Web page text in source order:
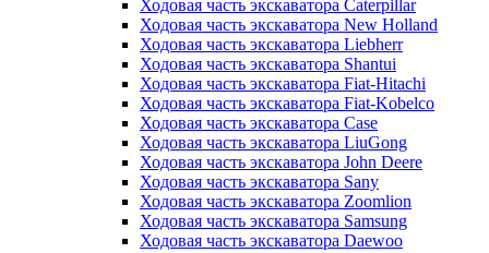
Ходовая часть экскаватора Caterpillar
Ходовая часть экскаватора New Holland
Ходовая часть экскаватора Liebherr
Ходовая часть экскаватора Shantui
Ходовая часть экскаватора Fiat-Hitachi
Ходовая часть экскаватора Fiat-Kobelco
Ходовая часть экскаватора Case
Ходовая часть экскаватора LiuGong
Ходовая часть экскаватора John Deere
Ходовая часть экскаватора Sany
Ходовая часть экскаватора Zoomlion
Ходовая часть экскаватора Samsung
Ходовая часть экскаватора Daewoo